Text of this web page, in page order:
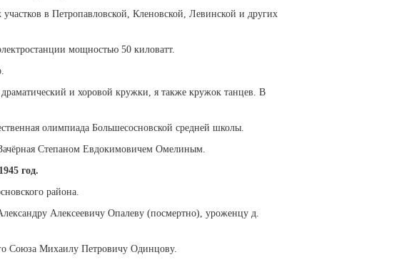
в Петропавловской, Кленовской, Левинской и других
мощностью 50 киловатт.
и хоровой кружки, я также кружок танцев. В
олимпиада Большесосновской средней школы.
Степаном Евдокимовичем Омелиным.
1945 год.
района.
Алексеевичу Опалеву (посмертно), уроженцу д.
Союза Михаилу Петровичу Одинцову.